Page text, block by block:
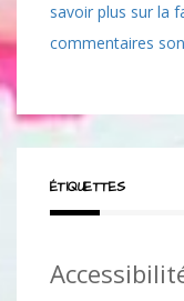
savoir plus sur la
commentaires
ÉTIQUETTES